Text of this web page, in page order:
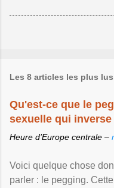
Les 8 articles les plus
Qu'est-ce que le
sexuelle qui
Heure d’Europe centrale –
Voici quelque chose
parler : le pegging.